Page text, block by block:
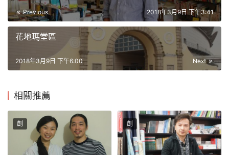
Previous 2018年3月9日 下午3:41
花地瑪堂區
Next
2018年3月9日 下午6:00
相關推薦
創 創